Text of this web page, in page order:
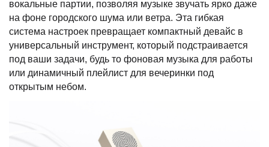
вокальные партии, позволяя музыке звучать ярко даже
на фоне городского шума или ветра. Эта гибкая
система настроек превращает компактный девайс в
универсальный инструмент, который подстраивается
под ваши задачи, будь то фоновая музыка для работы
или динамичный плейлист для вечеринки под
открытым небом.